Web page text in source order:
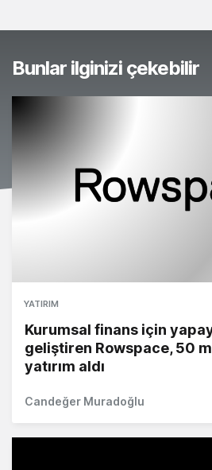
Bunlar ilginizi çekebilir
YATIRIM
Kurumsal finans için
geliştiren Rowspace, 50
yatırım aldı
Candeğer Muradoğlu